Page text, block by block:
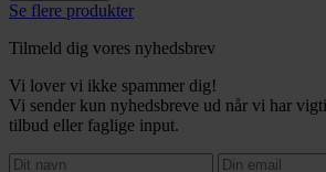
Se flere produkter
Tilmeld dig vores nyhedsbrev
Vi lover vi ikke spammer dig!
Vi sender kun nyhedsbreve ud når vi har
tilbud eller faglige input.